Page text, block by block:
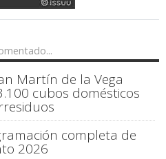
Martín de la Vega
cubos domésticos
completa de
2026